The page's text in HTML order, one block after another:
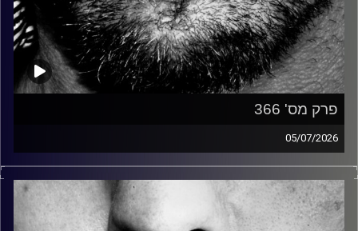
פרק מס' 366
05/07/2026
זיפים, מוזיקה מחוספסת של הופעות חיות. הרבה ג'אם, רוק,
בלוז, bluegrass, ג'אז, Fאנק, פרוגרסיב ואפילו אלקטרוניקה.
כל מה שחי, אמיתי ונושם.
עם שמוליק רגב.